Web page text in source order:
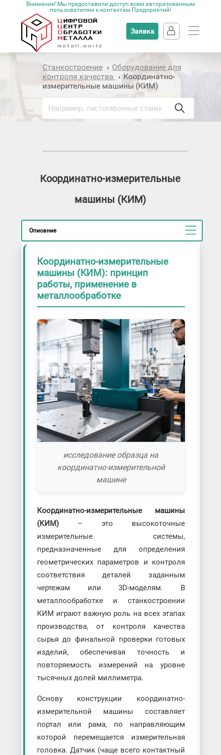
Внимание! Мы предоставили доступ всем авторизованным
пользователям к контактам Предприятий!
Заявка
Станкостроение › Оборудование для
контроля качества
› Координатно-
измерительные машины (КИМ)
Координатно-измерительные
машины (КИМ)
Описание
Координатно-измерительные
машины (КИМ): принцип
работы, применение в
металлообработке
исследование образца на
координатно-измерительной
машине
Координатно-измерительные машины
(КИМ)– это высокоточные
измерительные системы,
предназначенные для определения
геометрических параметров и контроля
соответствия деталей заданным
чертежам или 3D-моделям. В
металлообработке и станкостроении
КИМ играют важную роль на всех этапах
производства, от контроля качества
сырья до финальной проверки готовых
изделий, обеспечивая точность и
повторяемость измерений на уровне
тысячных долей миллиметра.
Основу конструкции координатно-
измерительной машины составляет
портал или рама, по направляющим
которой перемещается измерительная
головка. Датчик (чаще всего контактный